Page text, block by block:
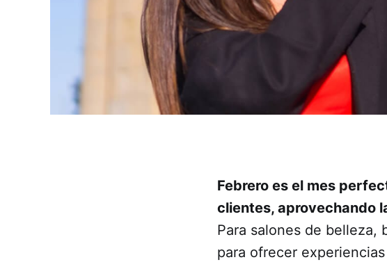
Febrero es el mes
clientes, aprovechando
Para salones de belleza,
para ofrecer